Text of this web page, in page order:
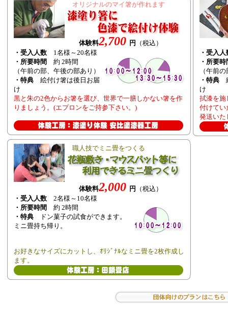
オリジナルのマイ箸が作れます
体験料2,700 円
（税込）
・受入人数 1名様～20名様
・所要時間
約 2時間
（午前の部、午後の部あり）
・特典 絵付け箸は後日お届
け
黒と朱の2色からお箸を選び、世界で一膳しかない箸を作
りましょう。(エプロンをご持参下さい。)
・受入人
・所要時
（午前
・特典
け
拭漆を施
付けてい
発送いた
職人技でミニ畳をつくる
体験料2,000 円
（税込）
・受入人数 2名様～10名様
・所要時間
約 2時間
・特典 ドン菓子の試食ができます。
ミニ畳持ち帰り。
お好きなサイズにカットし、ｵﾘｼﾞﾅﾙなミニ畳を2枚作成し
ます。